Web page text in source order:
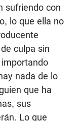
sufriendo con
lo que ella no
culpa sin
importando
nada de lo
que ha
sus
Lo que